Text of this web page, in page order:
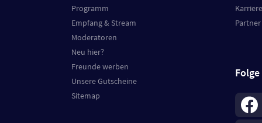
Programm
Empfang & Stream
Moderatoren
Neu hier?
Freunde werben
Unsere Gutscheine
Sitemap
Karriere
Partner